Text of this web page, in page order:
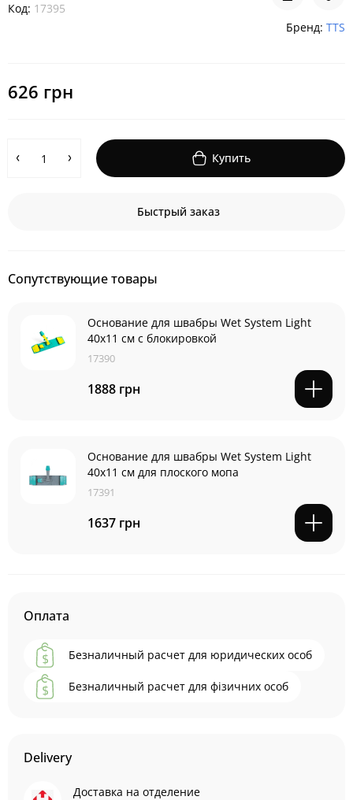
Код: 17395
Бренд: TTS
626 грн
Купить
Быстрый заказ
Сопутствующие товары
Основание для швабры Wet System Light
40x11 см с блокировкой
17390
1888 грн
Основание для швабры Wet System Light
40x11 см для плоского мопа
17391
1637 грн
Оплата
Безналичный расчет для юридических особ
Безналичный расчет для фізичних особ
Delivery
Доставка на отделение